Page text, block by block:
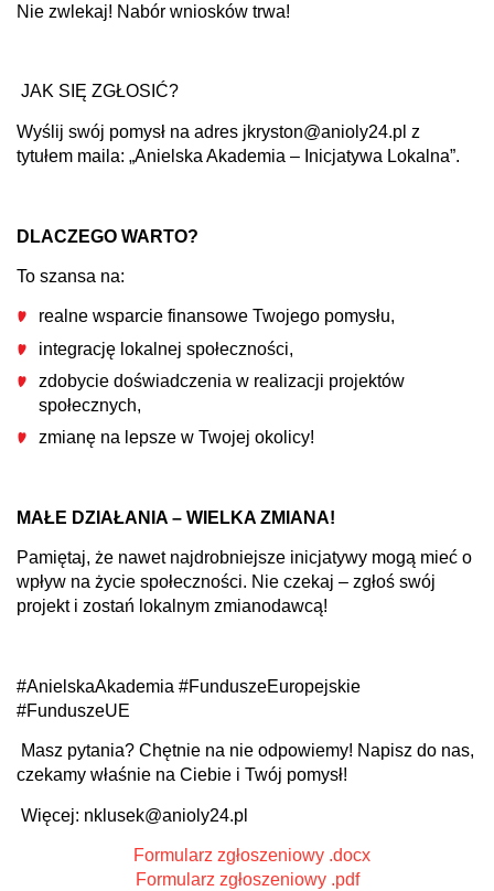
Nie zwlekaj! Nabór wniosków trwa!
JAK SIĘ ZGŁOSIĆ?
Wyślij swój pomysł na adres jkryston@anioly24.pl z
tytułem maila: „Anielska Akademia – Inicjatywa Lokalna”.
DLACZEGO WARTO?
To szansa na:
realne wsparcie finansowe Twojego pomysłu,
integrację lokalnej społeczności,
zdobycie doświadczenia w realizacji projektów
społecznych,
zmianę na lepsze w Twojej okolicy!
MAŁE DZIAŁANIA – WIELKA ZMIANA!
Pamiętaj, że nawet najdrobniejsze inicjatywy mogą mieć o
wpływ na życie społeczności. Nie czekaj – zgłoś swój
projekt i zostań lokalnym zmianodawcą!
#AnielskaAkademia #FunduszeEuropejskie
#FunduszeUE
Masz pytania? Chętnie na nie odpowiemy! Napisz do nas,
czekamy właśnie na Ciebie i Twój pomysł!
Więcej: nklusek@anioly24.pl
Formularz zgłoszeniowy .docx
Formularz zgłoszeniowy .pdf